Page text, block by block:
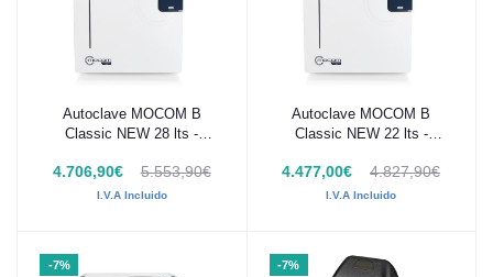
Añadir al carrito
Autoclave MOCOM B
Classic NEW 28 lts -
4.706,90€ 5.553,90€
I.V.A Incluido
Añadir al carrito
Autoclave MOCOM B
Classic NEW 22 lts -
4.477,00€ 4.827,90€
I.V.A Incluido
-7% -7%